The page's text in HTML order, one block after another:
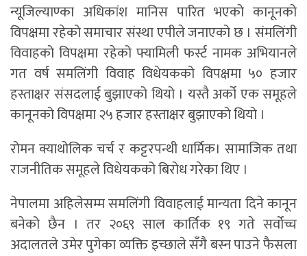
न्यूजिल्याण्का अधिकांश मानिस पारित भएको कानूनको
विपक्षमा रहेको समाचार संस्था एपीले जनाएको छ । संमलिंगी
विवाहको विपक्षमा रहेको फ्यामिली फर्स्ट नामक अभियानले
गत वर्ष समलिंगी विवाह विधेयकको विपक्षमा ५० हजार
हस्ताक्षर संसदलाई बुझाएको थियो । यस्तै अर्को एक समूहले
कानूनको विपक्षमा २५ हजार हस्ताक्षर बुझाएको थियो ।
रोमन क्याथोलिक चर्च र कट्टरपन्थी धार्मिक। सामाजिक तथा
राजनीतिक समूहले विधेयकको बिरोध गरेका थिए ।
नेपालमा अहिलेसम्म समलिंगी विवाहलाई मान्यता दिने कानून
बनेको छैन । तर २०६९ साल कार्तिक १९ गते सर्वोच्च
अदालतले उमेर पुगेका व्यक्ति इच्छाले सँगै बस्न पाउने फैसला